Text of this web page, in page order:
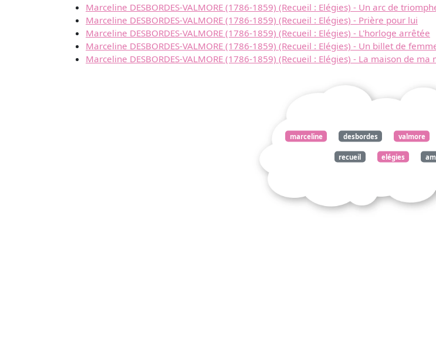
Marceline DESBORDES-VALMORE (1786-1859) (Recueil : Elégies) - Un arc de
Marceline DESBORDES-VALMORE (1786-1859) (Recueil : Elégies) - Prière pour lui
Marceline DESBORDES-VALMORE (1786-1859) (Recueil : Elégies) - L'horloge arrêtée
Marceline DESBORDES-VALMORE (1786-1859) (Recueil : Elégies) - Un billet de
Marceline DESBORDES-VALMORE (1786-1859) (Recueil : Elégies) - La maison de ma
marceline desbordes valmore
recueil elégies